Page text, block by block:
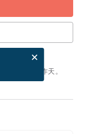
為 12 個工作天。